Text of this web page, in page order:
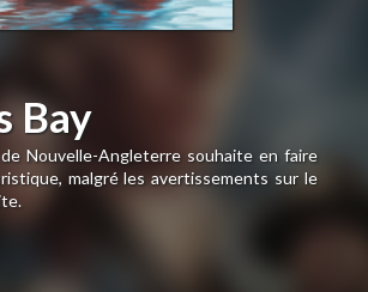
Bay
Nouvelle-Angleterre souhaite en faire
malgré les avertissements sur le